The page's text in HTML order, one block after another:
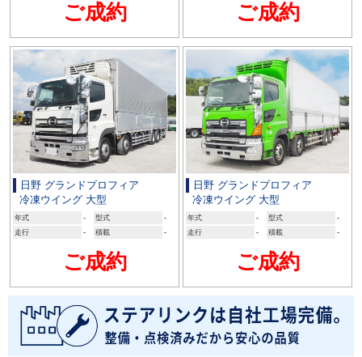
ご成約 ご成約
日野 グランドプロフィア
冷凍ウイング 大型
年式 - 型式
-
走行
- 積載 -
ご成約
日野 グランドプロフィア
冷凍ウイング 大型
年式 - 型式
-
走行
- 積載 -
ご成約